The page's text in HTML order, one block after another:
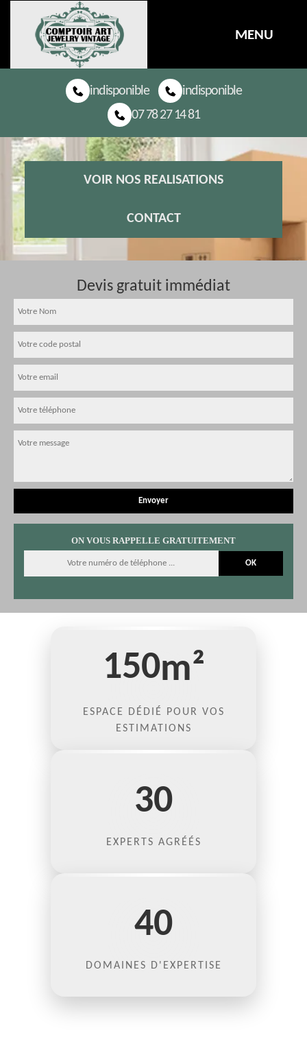
MENU
indisponible
indisponible
07 78 27 14 81
VOIR NOS REALISATIONS
CONTACT
Devis gratuit immédiat
ON VOUS RAPPELLE GRATUITEMENT
150m²
ESPACE DÉDIÉ POUR VOS
ESTIMATIONS
30
EXPERTS AGRÉÉS
40
DOMAINES D'EXPERTISE